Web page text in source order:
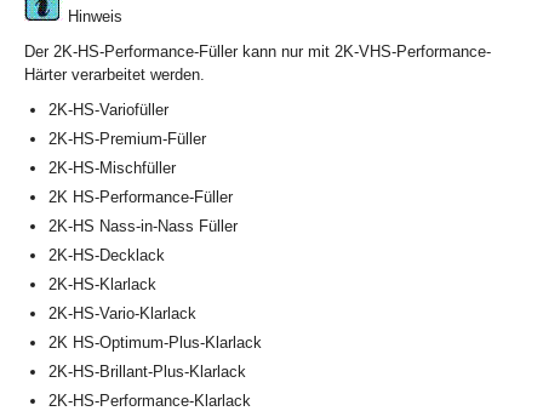
Hinweis
Der 2K-HS-Performance-Füller kann nur mit 2K-VHS-Performance-
Härter verarbeitet werden.
2K-HS-Variofüller
2K-HS-Premium-Füller
2K-HS-Mischfüller
2K HS-Performance-Füller
2K-HS Nass-in-Nass Füller
2K-HS-Decklack
2K-HS-Klarlack
2K-HS-Vario-Klarlack
2K HS-Optimum-Plus-Klarlack
2K-HS-Brillant-Plus-Klarlack
2K-HS-Performance-Klarlack